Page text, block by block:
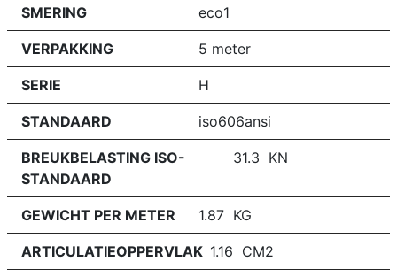
SMERING eco1
VERPAKKING 5 meter
SERIE H
STANDAARD iso606ansi
BREUKBELASTING ISO-
STANDAARD
31.3 KN
GEWICHT PER METER 1.87 KG
ARTICULATIEOPPERVLAK 1.16 CM2